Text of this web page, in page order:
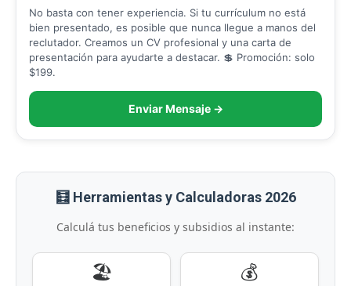
No basta con tener experiencia. Si tu currículum no está
bien presentado, es posible que nunca llegue a manos del
reclutador. Creamos un CV profesional y una carta de
presentación para ayudarte a destacar. 💲 Promoción: solo
$199.
Enviar Mensaje →
🧮 Herramientas y Calculadoras 2026
Calculá tus beneficios y subsidios al instante:
🏖️ 💰